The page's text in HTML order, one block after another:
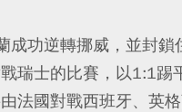
成功逆轉挪威，並封
瑞士的比賽，以1:1
法國對戰西班牙、英格